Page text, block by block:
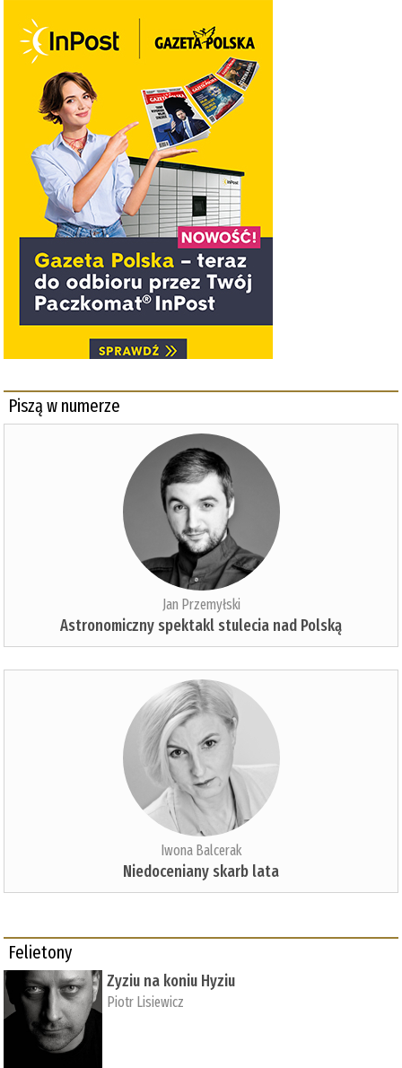
Piszą w numerze
Jan Przemyłski
Astronomiczny spektakl stulecia nad Polską
Iwona Balcerak
Niedoceniany skarb lata
Felietony
Zyziu na koniu Hyziu
Piotr Lisiewicz